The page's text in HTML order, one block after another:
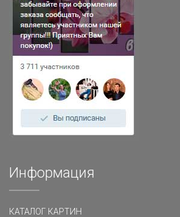
Информация
КАТАЛОГ КАРТИН